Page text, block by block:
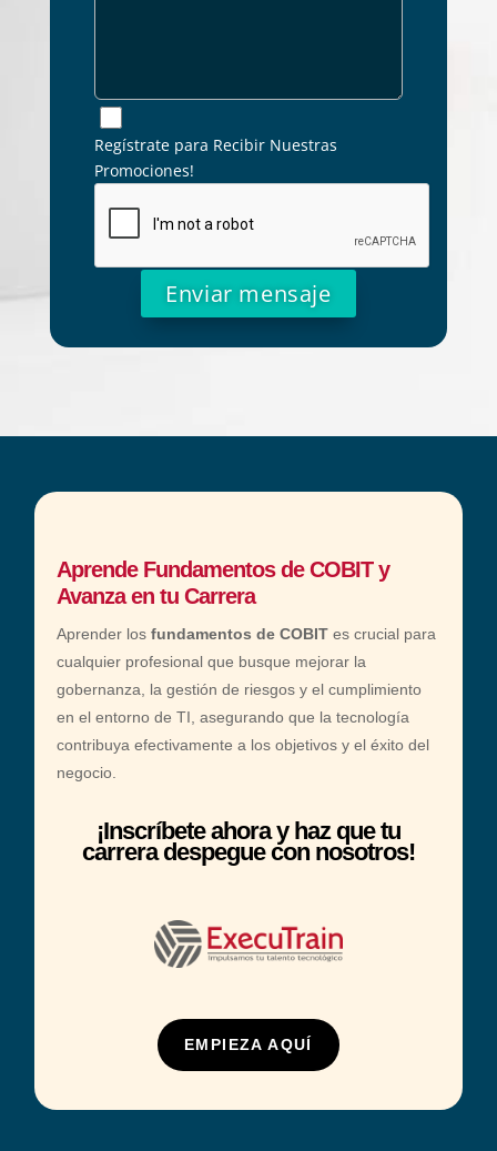
Regístrate para Recibir Nuestras
Promociones!
i
v
e
Aprende Fundamentos de COBITy
Avanza en tu Carrera
Aprender losfundamentos de COBIT es crucial para
cualquier profesional que busque mejorar la
gobernanza, la gestión de riesgos y el cumplimiento
en el entorno de TI, asegurando que la tecnología
contribuya efectivamente a los objetivos y el éxito del
negocio.
¡Inscríbete ahora y haz que tu
carrera despegue con nosotros!
EMPIEZA AQUÍ